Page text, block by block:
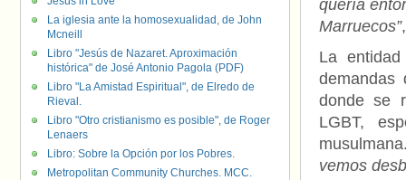
quería
Marruecos”
La
donde se
LGBT,
vemos
La iglesia ante la homosexualidad, de John
Mcneill
Libro "Jesús de Nazaret. Aproximación
histórica" de José Antonio Pagola (PDF)
Libro "La Amistad Espiritual", de Elredo de
Rieval.
Libro "Otro cristianismo es posible", de Roger
Lenaers
Libro: Sobre la Opción por los Pobres.
Metropolitan Community Churches. MCC.